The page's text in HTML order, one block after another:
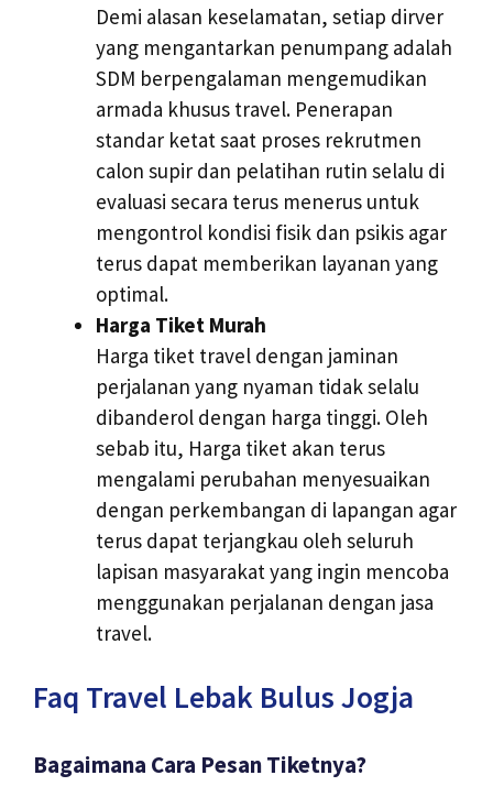
Demi alasan keselamatan, setiap dirver
yang mengantarkan penumpang adalah
SDM berpengalaman mengemudikan
armada khusus travel. Penerapan
standar ketat saat proses rekrutmen
calon supir dan pelatihan rutin selalu di
evaluasi secara terus menerus untuk
mengontrol kondisi fisik dan psikis agar
terus dapat memberikan layanan yang
optimal.
Harga Tiket Murah
Harga tiket travel dengan jaminan
perjalanan yang nyaman tidak selalu
dibanderol dengan harga tinggi. Oleh
sebab itu, Harga tiket akan terus
mengalami perubahan menyesuaikan
dengan perkembangan di lapangan agar
terus dapat terjangkau oleh seluruh
lapisan masyarakat yang ingin mencoba
menggunakan perjalanan dengan jasa
travel.
Faq Travel Lebak Bulus Jogja
Bagaimana Cara Pesan Tiketnya?